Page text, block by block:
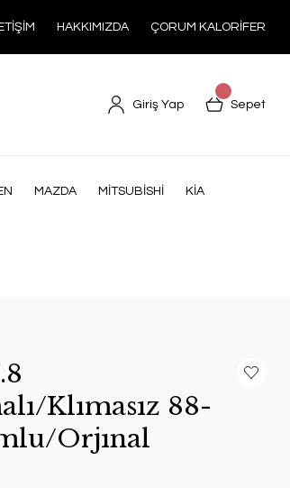
HAKKIMIZDA ÇORUM KALORİFER
Giriş Yap Sepet
MAZDA MİTSUBİSHİ KİA
Klımasız 88-
Orjınal